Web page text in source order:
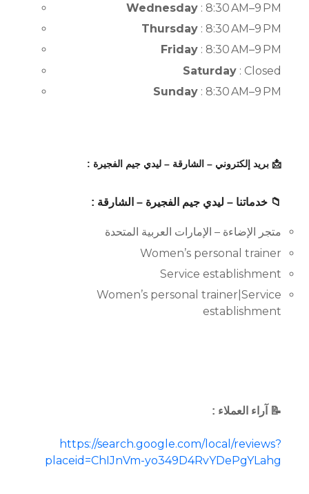
Wednesday : 8:30 AM–9 PM
Thursday : 8:30 AM–9 PM
Friday : 8:30 AM–9 PM
Saturday : Closed
Sunday : 8:30 AM–9 PM
📩 بريد إلكتروني – الشارقة – ليدي جيم الفجيرة :
📁 خدماتنا – ليدي جيم الفجيرة – الشارقة :
متجر الإضاءة – الإمارات العربية المتحدة
Women’s personal trainer
Service establishment
Women’s personal trainer|Service
establishment
📝 آراء العملاء :
https://search.google.com/local/reviews?
placeid=ChIJnVm-yo349D4RvYDePgYLahg